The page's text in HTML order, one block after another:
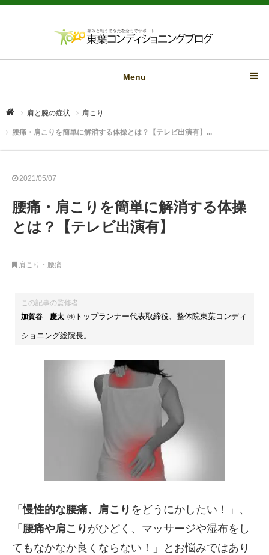
Menu
肩と腕の症状 肩こり
腰痛・肩こりを簡単に解消する体操とは？【テレビ出演有】...
2021/05/07
腰痛・肩こりを簡単に解消する体操
とは？【テレビ出演有】
肩こり ・ 腰痛
この記事の監修者
加賀谷 慶太 ㈱トップランナー代表取締役、整体院東葉コンディ
ショニング総院長。
「慢性的な腰痛、肩こり をどうにかしたい！」、
「 腰痛や肩こり がひどく、マッサージや湿布をし
てもなかなか良くならない！」とお悩みではあり